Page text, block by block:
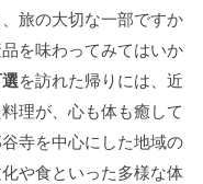
旅の大切な一部ですか
を味わってみてはいか
を訪れた帰りには、近
理が、心も体も癒して
寺を中心にした地域の
や食といった多様な体